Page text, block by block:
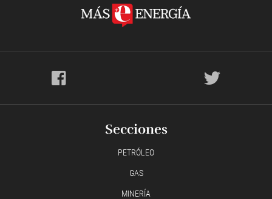
Secciones
PETRÓLEO
GAS
MINERÍA